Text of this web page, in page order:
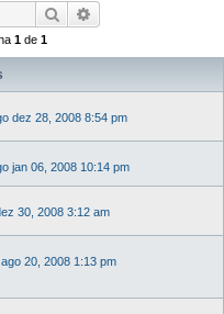
i
Pesquisar
1 de 1
dez 28, 2008 8:54 pm
jan 06, 2008 10:14 pm
30, 2008 3:12 am
20, 2008 1:13 pm